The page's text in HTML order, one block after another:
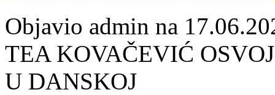
Objavio admin na
TEA KOVAČEVIĆ
U DANSKOJ